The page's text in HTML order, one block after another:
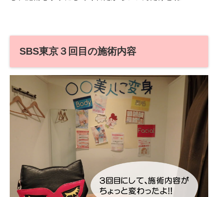
SBS東京３回目の施術内容